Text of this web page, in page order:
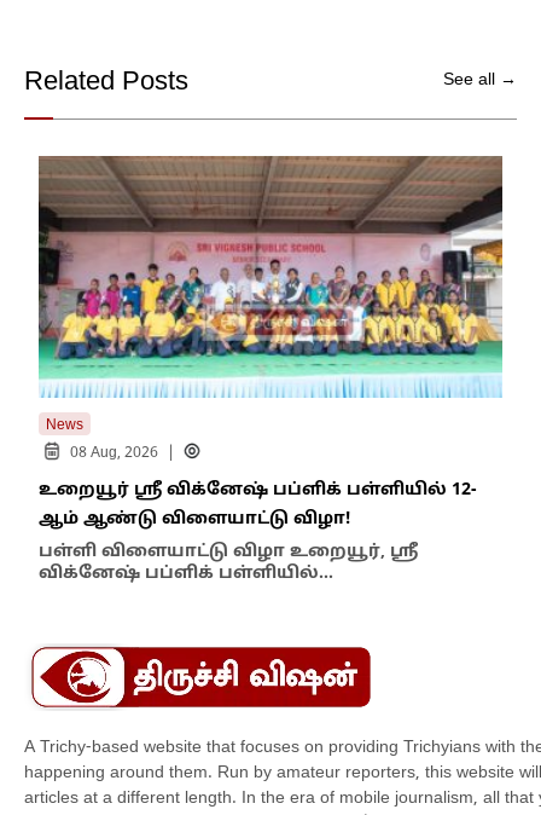
Related Posts See all →
News
08 Aug, 2026
உறையூர் ஸ்ரீ விக்னேஷ் பப்ளிக் பள்ளியில் 12-
ஆம் ஆண்டு விளையாட்டு விழா!
பள்ளி விளையாட்டு விழா உறையூர், ஸ்ரீ
விக்னேஷ் பப்ளிக் பள்ளியில்…
A Trichy-based website that focuses on providing Trichyians with
happening around them. Run by amateur reporters, this website
articles at a different length. In the era of mobile journalism, all that